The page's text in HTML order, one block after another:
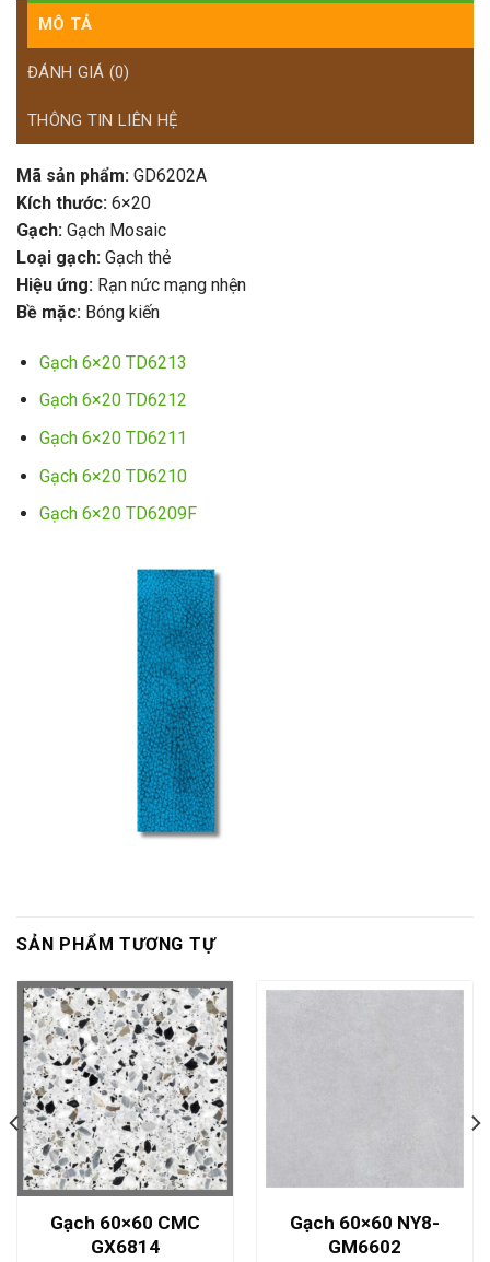
MÔ TẢ
ĐÁNH GIÁ (0)
THÔNG TIN LIÊN HỆ
Mã sản phẩm: GD6202A
Kích thước: 6×20
Gạch: Gạch Mosaic
Loại gạch: Gạch thẻ
Hiệu ứng: Rạn nức mạng nhện
Bề mặc: Bóng kiến
Gạch 6×20 TD6213
Gạch 6×20 TD6212
Gạch 6×20 TD6211
Gạch 6×20 TD6210
Gạch 6×20 TD6209F
SẢN PHẨM TƯƠNG TỰ
Gạch 60×60 CMC
GX6814
Gạch 60×60 NY8-
GM6602